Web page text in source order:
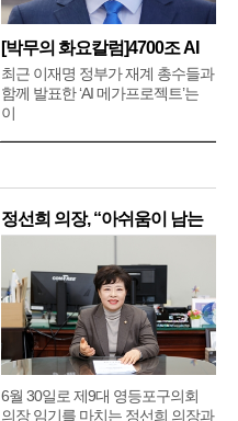
[박무의 화요칼럼]4700조 AI
메
최근 이재명 정부가 재계 총수들과
함께 발표한 ‘AI 메가프로젝트’는
이
정선희 의장, “아쉬움이 남는
6월 30일로 제9대 영등포구의회
의장 임기를 마치는 정선희 의장과